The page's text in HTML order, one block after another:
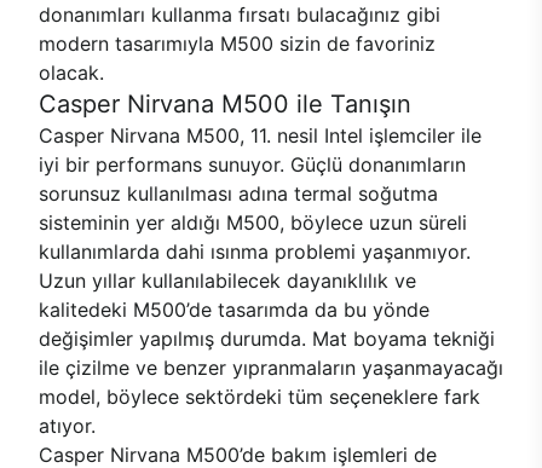
donanımları kullanma fırsatı bulacağınız gibi
modern tasarımıyla M500 sizin de favoriniz
olacak.
Casper Nirvana M500 ile Tanışın
Casper Nirvana M500, 11. nesil Intel işlemciler ile
iyi bir performans sunuyor. Güçlü donanımların
sorunsuz kullanılması adına termal soğutma
sisteminin yer aldığı M500, böylece uzun süreli
kullanımlarda dahi ısınma problemi yaşanmıyor.
Uzun yıllar kullanılabilecek dayanıklılık ve
kalitedeki M500’de tasarımda da bu yönde
değişimler yapılmış durumda. Mat boyama tekniği
ile çizilme ve benzer yıpranmaların yaşanmayacağı
model, böylece sektördeki tüm seçeneklere fark
atıyor.
Casper Nirvana M500’de bakım işlemleri de